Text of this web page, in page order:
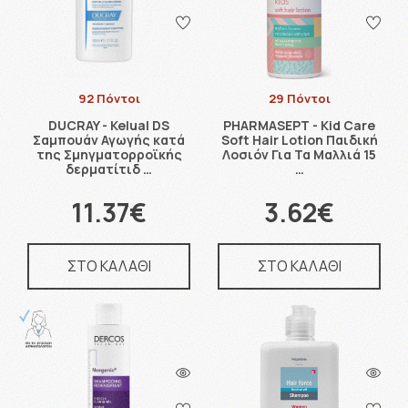
92 Πόντοι
DUCRAY - Kelual DS
Σαμπουάν Αγωγής κατά
της Σμηγματορροϊκής
δερματίτιδ …
11.37€
ΣΤΟ ΚΑΛΑΘΙ
29 Πόντοι
PHARMASEPT - Kid Care
Soft Hair Lotion Παιδική
Λοσιόν Για Τα Μαλλιά 15
…
3.62€
ΣΤΟ ΚΑΛΑΘΙ